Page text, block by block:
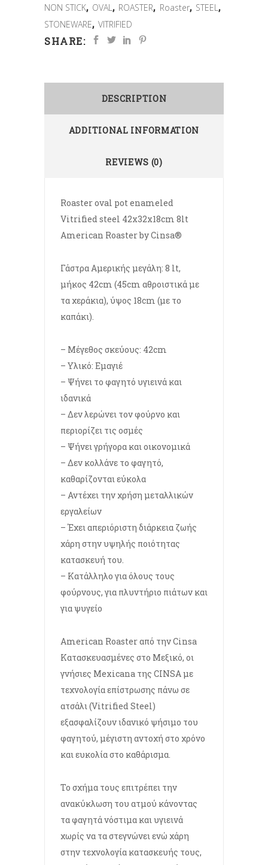
NON STICK, OVAL, ROASTER, Roaster, STEEL,
STONEWARE,VITRIFIED
SHARE:
DESCRIPTION
ADDITIONAL INFORMATION
REVIEWS (0)
Roaster oval pot enameled
Vitrified steel 42x32x18cm 8lt
American Roaster by Cinsa®
Γάστρα Αμερικής μεγάλη: 8 lt,
μήκος 42cm (45cm αθροιστικά με
τα χεράκια), ύψος 18cm (με το
καπάκι).
– Μέγεθος σκεύους: 42cm
– Υλικό: Εμαγιέ
– Ψήνει το φαγητό υγιεινά και
ιδανικά
– Δεν λερώνει τον φούρνο και
περιορίζει τις οσμές
– Ψήνει γρήγορα και οικονομικά
– Δεν κολλάνε το φαγητό,
καθαρίζονται εύκολα
– Αντέχει την χρήση μεταλλικών
εργαλείων
– Έχει απεριόριστη διάρκεια ζωής
χάρη στην υψηλής ποιότητας
κατασκευή του.
– Κατάλληλο για όλους τους
φούρνους, για πλυντήριο πιάτων και
για ψυγείο
American Roaster από την Cinsa
Κατασκευασμένες στo Μεξικό, οι
γνήσιες Μexicana της CINSA με
τεχνολογία επίστρωσης πάνω σε
ατσάλι (Vitrified Steel)
εξασφαλίζουν ιδανικό ψήσιμο του
φαγητού, μέγιστη αντοχή στο χρόνο
και ευκολία στο καθάρισμα.
Το σχήμα τους επιτρέπει την
ανακύκλωση του ατμού κάνοντας
τα φαγητά νόστιμα και υγιεινά
χωρίς να τα στεγνώνει ενώ χάρη
στην τεχνολογία κατασκευής τους,